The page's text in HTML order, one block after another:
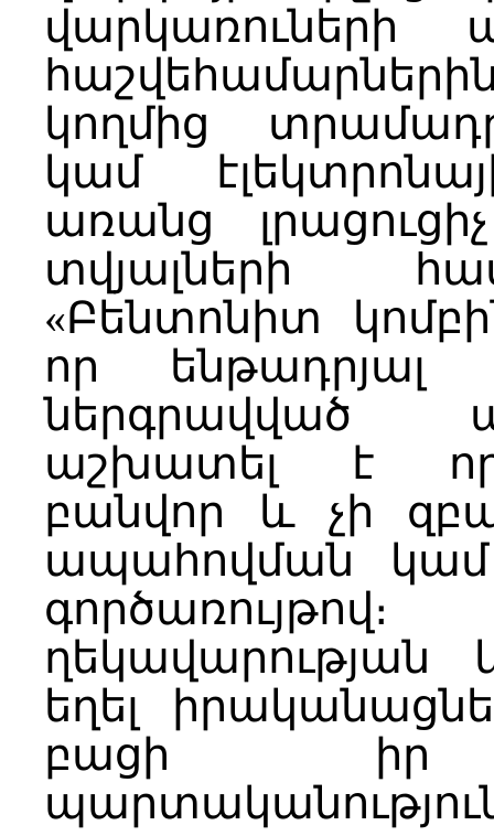
վարկառուների
կողմից
կամ
առանց
տվյալների
«Բենտոնիտ
որ ենթադրյալ
ներգրավված
աշխատել է
բանվոր և չի
ապահովման կամ
ղեկավարության
եղել
բացի իր